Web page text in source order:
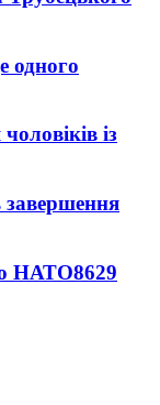
одного
із
НАТО8629